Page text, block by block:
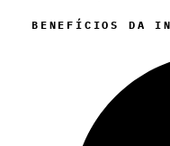
BENEFÍCIOS DA